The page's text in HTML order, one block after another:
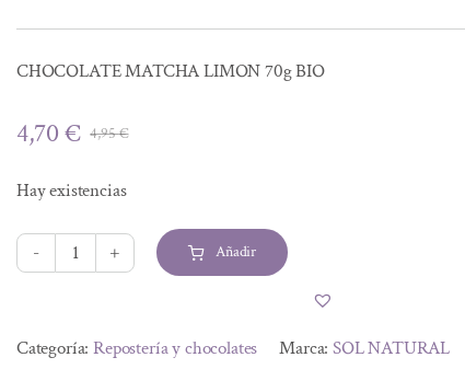
CHOCOLATE MATCHA LIMON 70g BIO
4,95€El
era:
4,95 €.
4,70€
El
es:
4,70 €.
Hay existencias
CHOCOLATE
70g
Añadir
Categoría:Repostería y chocolates Marca: SOL NATURAL